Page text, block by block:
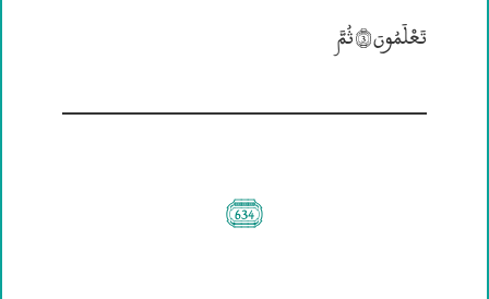
تَعْلَمُونَ (3) ثُمَّ
(634)